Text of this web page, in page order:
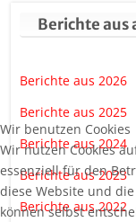
Berichte aus
Berichte aus 2026
Berichte aus 2025
Berichte aus 2024
Berichte aus 2023
Berichte aus 2022
Wir benutzen Cookies
Wir nutzen Cookies
essenziell für den
diese Website und
können selbst